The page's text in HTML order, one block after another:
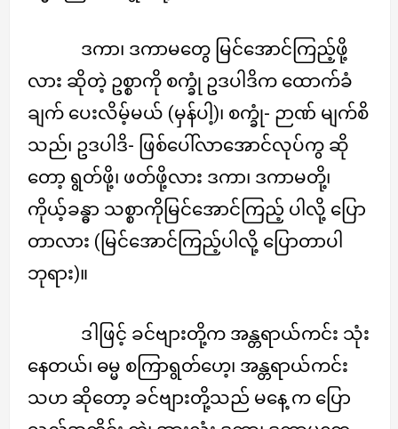
ဒကာ၊ ဒကာမတွေ မြင်အောင်ကြည့်ဖို့
လား ဆိုတဲ့ ဥစ္စာကို စက္ခုံ ဥဒပါဒိက ထောက်ခံ
ချက် ပေးလိမ့်မယ် (မှန်ပါ့)၊ စက္ခုံ- ဉာဏ် မျက်စိ
သည်၊ ဥဒပါဒိ- ဖြစ်ပေါ်လာအောင်လုပ်ကွ ဆို
တော့ ရွတ်ဖို့၊ ဖတ်ဖို့လား ဒကာ၊ ဒကာမတို့၊
ကိုယ့်ခန္ဓာ သစ္စာကိုမြင်အောင်ကြည့် ပါလို့ ပြော
တာလား (မြင်အောင်ကြည့်ပါလို့ ပြောတာပါ
ဘုရား)။
ဒါဖြင့် ခင်ဗျားတို့က အန္တရာယ်ကင်း သုံး
နေတယ်၊ ဓမ္မ စကြာရွတ်ဟေ့၊ အန္တရာယ်ကင်း
သဟ ဆိုတော့ ခင်ဗျားတို့သည် မနေ့ က ပြော